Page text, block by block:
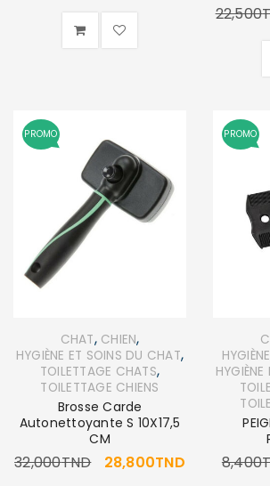
22,500
PROMO
CHAT, CHIEN,
HYGIÈNE ET SOINS DU CHAT,
TOILETTAGE CHATS,
TOILETTAGE CHIENS
Brosse Carde
Autonettoyante S 10X17,5
CM
32,000TND 28,800TND
PROMO
8,400